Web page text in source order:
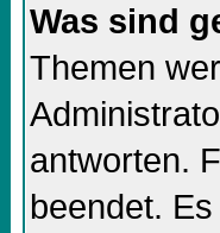
Was sind
Themen
antworten.
beendet.